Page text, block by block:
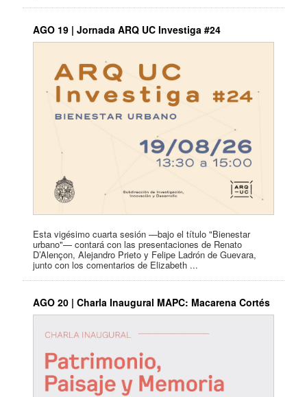
AGO 19 | Jornada ARQ UC Investiga #24
Esta vigésimo cuarta sesión —bajo el título "Bienestar
urbano"— contará con las presentaciones de Renato
D’Alençon, Alejandro Prieto y Felipe Ladrón de Guevara,
junto con los comentarios de Elizabeth ...
AGO 20 | Charla Inaugural MAPC: Macarena Cortés